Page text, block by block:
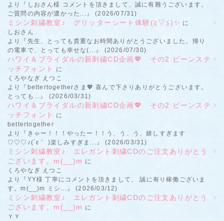
より『しおさん様 コメントを頂きまして、誠に有難うございます。
ご質問の内容が濃かった...』 (2026/07/31)
ミシン刺繍教室♪ グリッターシート体験(≧▽≦)✨ に
しおさん
より『先生、とっても貴重なお時間ありがとうございました。帰り
の電車で、とっても幸せな(...』 (2026/07/30)
ハワイ＆ブライダルの新刺繍CD企画💖 その2 ビーンステ
ッチフォント
に
くろやなぎ えつこ
より『bettertogetherさま💖 喜んで下さりありがとうございます。
とっても...』 (2026/03/31)
ハワイ＆ブライダルの新刺繍CD企画💖 その2 ビーンステ
ッチフォント
に
bettertogether
より『きゃー！！！やったー！！う、う、う、嬉しすぎます
♡♡♡♪(´ε｀ )楽しみすぎま...』 (2026/03/31)
ミシン刺繍教室♪ エレガント刺繍CDのご注文ありがとう
ございます。m(__)m に
くろやなぎ えつこ
より『YY様 丁寧にコメントを頂きまして、 誠に有り稼働ございま
す。m(__)m ミシ...』 (2026/03/12)
ミシン刺繍教室♪ エレガント刺繍CDのご注文ありがとう
ございます。m(__)m に
ＹＹ